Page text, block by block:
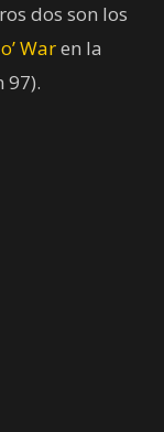
dos son los
Waren la
97).